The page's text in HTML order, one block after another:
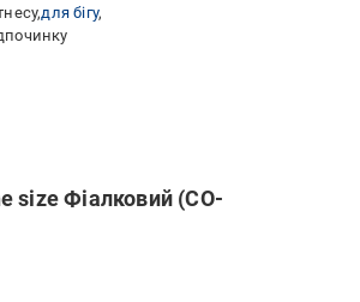
для бігу
size Фіалковий (CO-